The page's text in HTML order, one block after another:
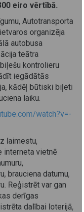
eiro vērtībā.
Autotransporta
organizēja
autobusa
teātra
kontrolieru
iegādātās
kādēļ būtiski biļeti
laiku.
watch?v=-
laimestu,
interneta vietnē
brauciena datumu,
Reģistrēt var gan
derīgas
dalībai loterijā,